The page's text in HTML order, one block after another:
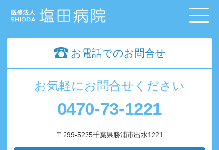
お電話でのお問合せ
お気軽にお問合せください
0470-73-1221
〒299-5235千葉県勝浦市出水1221